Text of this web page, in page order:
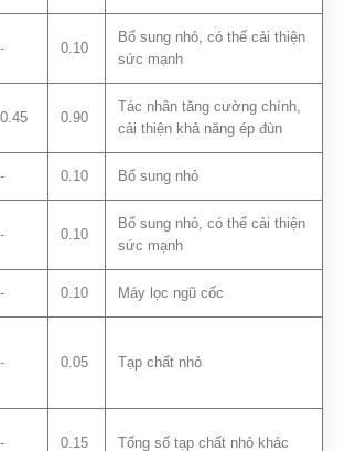
- 0.10
Bổ sung nhỏ, có thể cải thiện
sức mạnh
0.45 0.90
Tác nhân tăng cường chính,
cải thiện khả năng ép đùn
- 0.10 Bổ sung nhỏ
- 0.10
Bổ sung nhỏ, có thể cải thiện
sức mạnh
- 0.10 Máy lọc ngũ cốc
- 0.05 Tạp chất nhỏ
- 0.15 Tổng số tạp chất nhỏ khác